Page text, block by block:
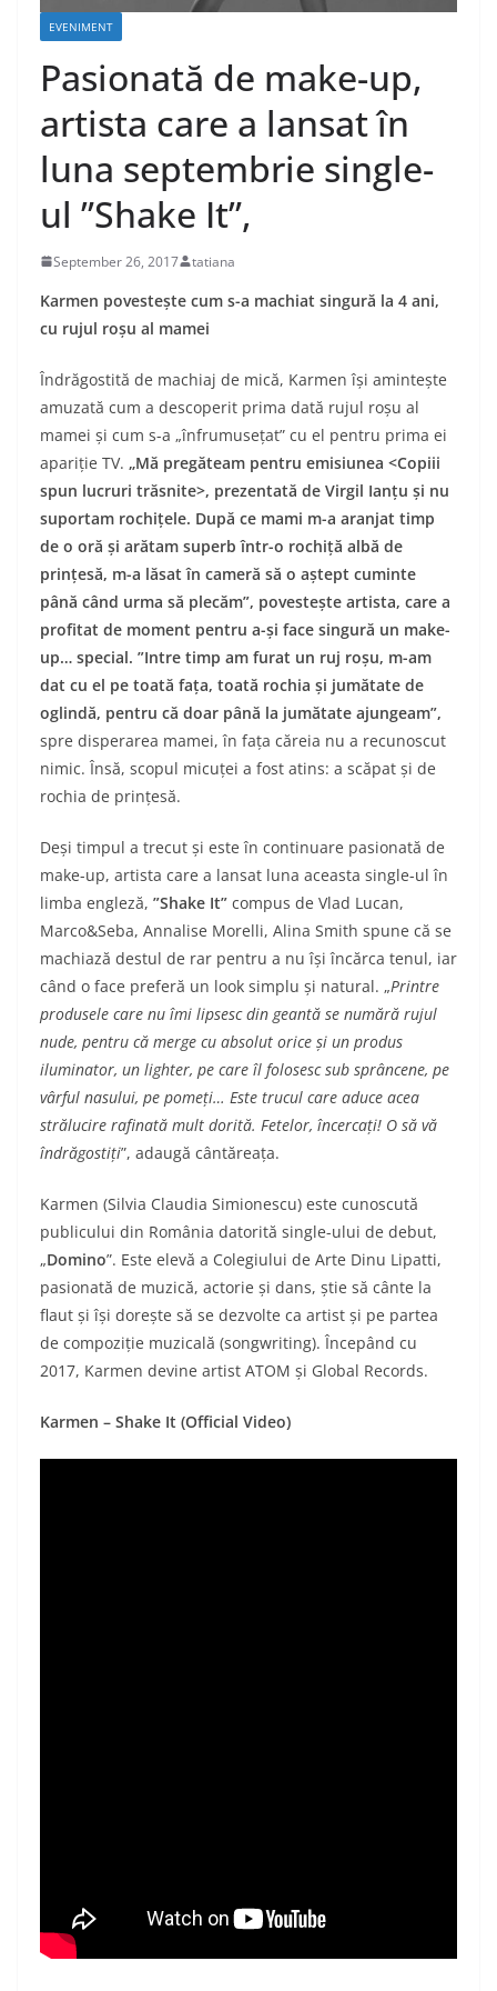
EVENIMENT
Pasionată de make-up,
artista care a lansat în
luna septembrie single-
ul ”Shake It”,
September 26, 2017 tatiana
Karmen povestește cum s-a machiat singură la 4 ani,
cu rujul roșu al mamei
Îndrăgostită de machiaj de mică, Karmen își amintește
amuzată cum a descoperit prima dată rujul roșu al
mamei și cum s-a „înfrumusețat” cu el pentru prima ei
apariție TV. „Mă pregăteam pentru emisiunea <Copiii
spun lucruri trăsnite>, prezentată de Virgil Ianțu și nu
suportam rochițele. După ce mami m-a aranjat timp
de o oră și arătam superb într-o rochiță albă de
prințesă, m-a lăsat în cameră să o aștept cuminte
până când urma să plecăm”, povestește artista, care a
profitat de moment pentru a-și face singură un make-
up… special. ”Intre timp am furat un ruj roșu, m-am
dat cu el pe toată fața, toată rochia și jumătate de
oglindă, pentru că doar până la jumătate ajungeam”,
spre disperarea mamei, în fața căreia nu a recunoscut
nimic. Însă, scopul micuței a fost atins: a scăpat și de
rochia de prințesă.
Deși timpul a trecut și este în continuare pasionată de
make-up, artista care a lansat luna aceasta single-ul în
limba engleză, ”Shake It” compus de Vlad Lucan,
Marco&Seba, Annalise Morelli, Alina Smith spune că se
machiază destul de rar pentru a nu își încărca tenul, iar
când o face preferă un look simplu și natural. „Printre
produsele care nu îmi lipsesc din geantă se numără rujul
nude, pentru că merge cu absolut orice și un produs
iluminator, un lighter, pe care îl folosesc sub sprâncene, pe
vârful nasului, pe pomeți… Este trucul care aduce acea
strălucire rafinată mult dorită. Fetelor, încercați! O să vă
îndrăgostiți”, adaugă cântăreața.
Karmen (Silvia Claudia Simionescu) este cunoscută
publicului din România datorită single-ului de debut,
„Domino”. Este elevă a Colegiului de Arte Dinu Lipatti,
pasionată de muzică, actorie și dans, știe să cânte la
flaut și își dorește să se dezvolte ca artist și pe partea
de compoziție muzicală (songwriting). Începând cu
2017, Karmen devine artist ATOM și Global Records.
Karmen – Shake It (Official Video)